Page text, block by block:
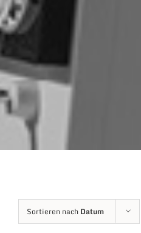
Sortieren nach Datum